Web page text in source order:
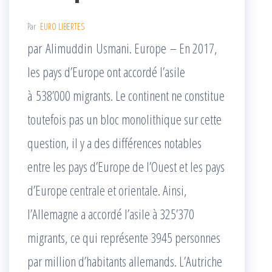
Par EURO LIBERTES
par Alimuddin Usmani. Europe – En 2017,
les pays d’Europe ont accordé l’asile
à 538’000 migrants. Le continent ne constitue
toutefois pas un bloc monolithique sur cette
question, il y a des différences notables
entre les pays d’Europe de l’Ouest et les pays
d’Europe centrale et orientale. Ainsi,
l’Allemagne a accordé l’asile à 325’370
migrants, ce qui représente 3945 personnes
par million d’habitants allemands. L’Autriche